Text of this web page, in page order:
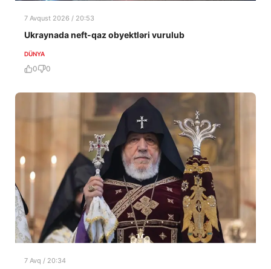
7 Avqust 2026 / 20:53
Ukraynada neft-qaz obyektləri vurulub
DÜNYA
0 0
7 Avq / 20:34